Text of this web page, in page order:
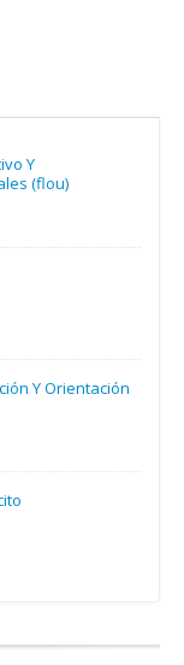
Y
(flou)
Y Orientación